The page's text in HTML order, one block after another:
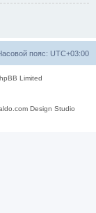
пояс: UTC+03:00
Limited
Design Studio